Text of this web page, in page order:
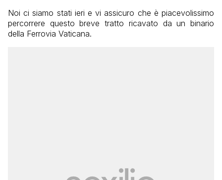
Noi ci siamo stati ieri e vi assicuro che è piacevolissimo
percorrere questo breve tratto ricavato da un binario
della Ferrovia Vaticana.